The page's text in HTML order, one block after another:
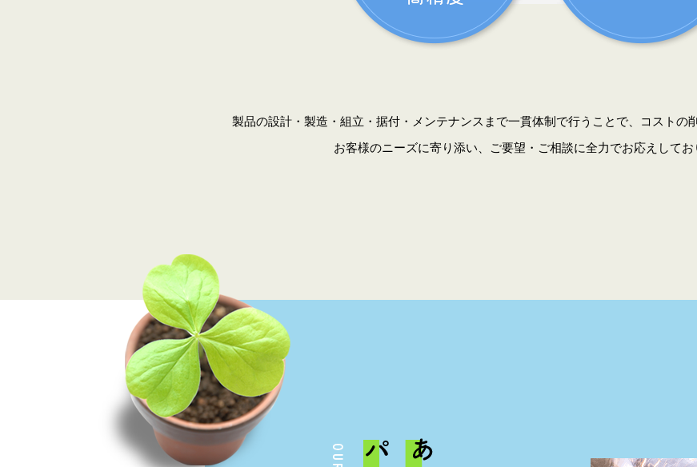
製品の設計・製造・組立・据付・メンテナンスまで一貫体制で行うことで、コストの
お客様のニーズに寄り添い、ご要望・ご相談に全力でお応えしてお